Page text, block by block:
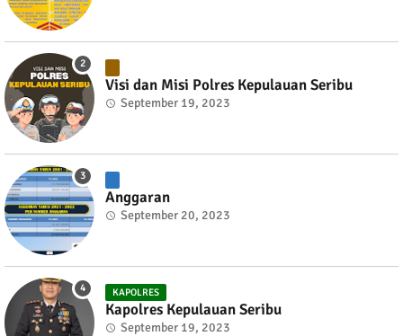
Visi dan Misi Polres Kepulauan Seribu
September 19, 2023
Anggaran
September 20, 2023
KAPOLRES
Kapolres Kepulauan Seribu
September 19, 2023